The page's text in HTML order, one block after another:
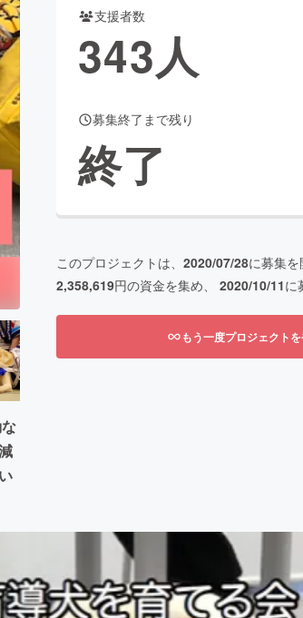
ューティー・ヘルスケア
Creation
ミュニティ
支援者数
343人
募集終了まで残り
終了
このプロジェクトは、 2020/07/28に募集を
2,358,619円の資金を集め、 2020/10/11に
もう一度プロジェクト